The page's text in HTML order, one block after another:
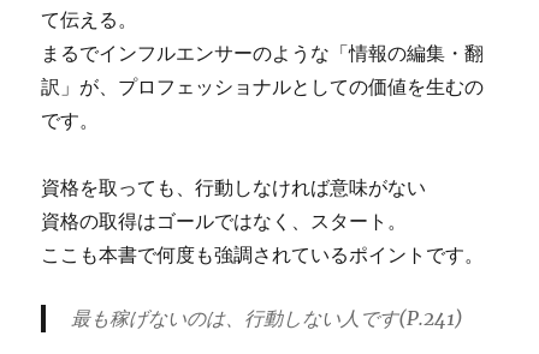
て伝える。
まるでインフルエンサーのような「情報の編集・翻
訳」が、プロフェッショナルとしての価値を生むの
です。
資格を取っても、行動しなければ意味がない
資格の取得はゴールではなく、スタート。
ここも本書で何度も強調されているポイントです。
最も稼げないのは、行動しない人です(P.241)